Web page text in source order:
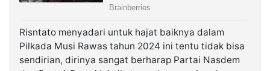
Risntato menyadari untuk hajat baiknya dalam
Pilkada Musi Rawas tahun 2024 ini tentu tidak bisa
sendirian, dirinya sangat berharap Partai Nasdem